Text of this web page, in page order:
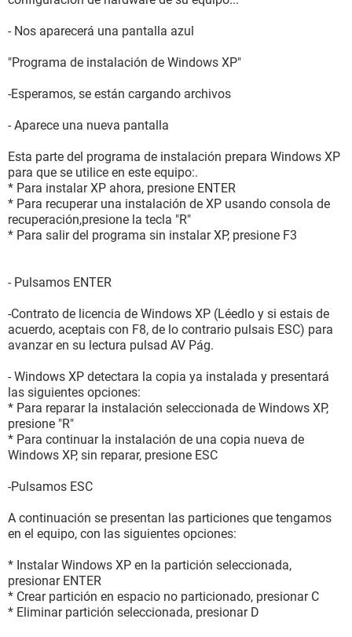
- Nos aparecerá una pantalla azul
"Programa de instalación de Windows XP"
-Esperamos, se están cargando archivos
- Aparece una nueva pantalla
Esta parte del programa de instalación prepara Windows XP
para que se utilice en este equipo:.
* Para instalar XP ahora, presione ENTER
* Para recuperar una instalación de XP usando consola de
recuperación,presione la tecla "R"
* Para salir del programa sin instalar XP, presione F3
- Pulsamos ENTER
-Contrato de licencia de Windows XP (Léedlo y si estais de
acuerdo, aceptais con F8, de lo contrario pulsais ESC) para
avanzar en su lectura pulsad AV Pág.
- Windows XP detectara la copia ya instalada y presentará
las siguientes opciones:
* Para reparar la instalación seleccionada de Windows XP,
presione "R"
* Para continuar la instalación de una copia nueva de
Windows XP, sin reparar, presione ESC
-Pulsamos ESC
A continuación se presentan las particiones que tengamos
en el equipo, con las siguientes opciones:
* Instalar Windows XP en la partición seleccionada,
presionar ENTER
* Crear partición en espacio no particionado, presionar C
* Eliminar partición seleccionada, presionar D